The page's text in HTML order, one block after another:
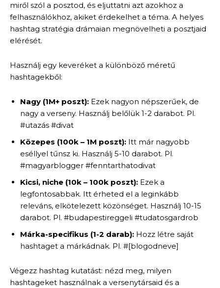
miről szól a posztod, és eljuttatni azt azokhoz a
felhasználókhoz, akiket érdekelhet a téma. A helyes
hashtag stratégia drámaian megnövelheti a posztjaid
elérését.
Használj egy keveréket a különböző méretű
hashtagekből:
Nagy (1M+ poszt): Ezek nagyon népszerűek, de
nagy a verseny. Használj belőlük 1-2 darabot. Pl.
#utazás #divat
Közepes (100k – 1M poszt): Itt már nagyobb
eséllyel tűnsz ki. Használj 5-10 darabot. Pl.
#magyarblogger #fenntarthatodivat
Kicsi, niche (10k – 100k poszt): Ezek a
legfontosabbak. Itt érheted el a leginkább
releváns, elkötelezett közönséget. Használj 10-15
darabot. Pl. #budapestireggeli #tudatosgardrob
Márka-specifikus (1-2 darab): Hozz létre saját
hashtaget a márkádnak. Pl. #[blogodneve]
Végezz hashtag kutatást: nézd meg, milyen
hashtageket használnak a versenytársaid és a